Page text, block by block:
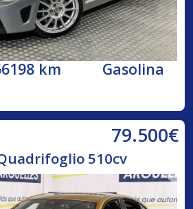
km Gasolina
79.500€
510cv